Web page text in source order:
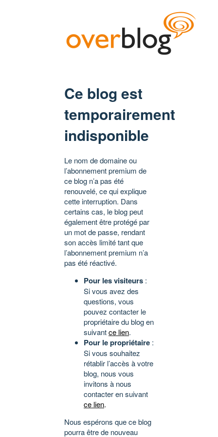
Ce blog est
temporairement
indisponible
Le nom de domaine ou
l’abonnement premium de
ce blog n’a pas été
renouvelé, ce qui explique
cette interruption. Dans
certains cas, le blog peut
également être protégé par
un mot de passe, rendant
son accès limité tant que
l’abonnement premium n’a
pas été réactivé.
Pour les visiteurs :
Si vous avez des
questions, vous
pouvez contacter le
propriétaire du blog en
suivantce lien.
Pour le propriétaire :
Si vous souhaitez
rétablir l’accès à votre
blog, nous vous
invitons à nous
contacter en suivant
ce lien.
Nous espérons que ce blog
pourra être de nouveau